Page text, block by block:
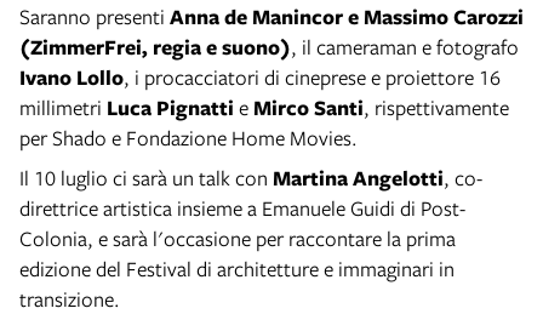
Saranno presenti Anna de Manincor e Massimo Carozzi
(ZimmerFrei, regia e suono), il cameraman e fotografo
Ivano Lollo, i procacciatori di cineprese e proiettore 16
millimetri Luca Pignatti e Mirco Santi, rispettivamente
per Shado e Fondazione Home Movies.
Il 10 luglio ci sarà un talk con Martina Angelotti, co-
direttrice artistica insieme a Emanuele Guidi di Post-
Colonia, e sarà l'occasione per raccontare la prima
edizione del Festival di architetture e immaginari in
transizione.